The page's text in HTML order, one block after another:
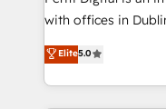
with offices in
and New York. 🔎 We are focused on enhancing
revenue-generation
complete
Elite5.0